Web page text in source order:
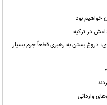
خواهیم بود
دروغ بستن به رهبری قطعاً جرم بسیار
وارداتی